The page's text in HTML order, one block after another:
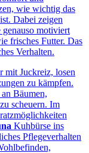
wie wichtig das
Dabei zeigen
genauso motiviert
frisches Futter. Das
Verhalten.
mit Juckreiz, losen
zu kämpfen.
Bäumen,
scheuern. Im
Kuhbürse ins
Pflegeverhalten